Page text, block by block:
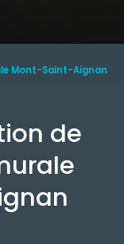
Mont-Saint-Aignan
de